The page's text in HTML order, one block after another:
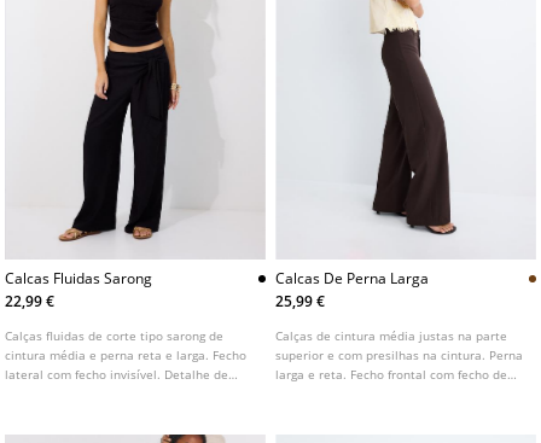
Calcas Fluidas Sarong
22,99 €
Calças fluidas de corte tipo sarong de
cintura média e perna reta e larga. Fecho
lateral com fecho invisível. Detalhe de
Calcas De Perna Larga
25,99 €
Calças de cintura média justas na parte
superior e com presilhas na cintura. Perna
larga e reta. Fecho frontal com fecho de